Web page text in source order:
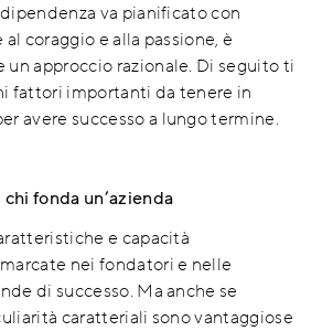
va pianificato con
coraggio e alla passione, è
un approccio razionale. Di seguito ti
fattori importanti da tenere in
avere successo a lungo termine.
fonda un’azienda
e capacità
nei fondatori e nelle
di successo. Ma anche se
caratteriali sono vantaggiose